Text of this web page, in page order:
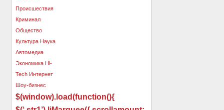
$(window).load(function(){